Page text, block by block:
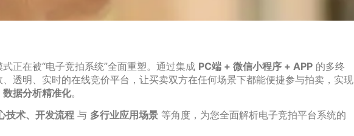
正在被“电子竞拍系统”全面重塑。通过集成 PC端 + 微信小程序 + APP 的多终
透明、实时的在线竞价平台，让买卖双方在任何场景下都能便捷参与拍卖，实现
据分析精准化。
技术、开发流程 与 多行业应用场景 等角度，为您全面解析电子竞拍平台系统的